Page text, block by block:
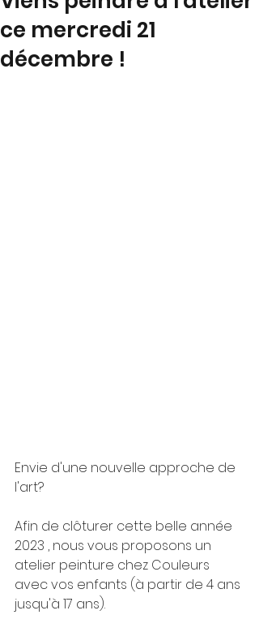
ce mercredi 21
décembre !
Envie d'une nouvelle approche de
l'art?
Afin de clôturer cette belle année
2023 , nous vous proposons un
atelier peinture chez Couleurs
avec vos enfants (à partir de 4 ans
jusqu'à 17 ans).